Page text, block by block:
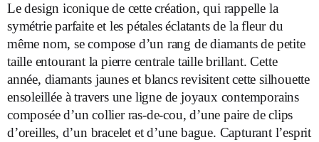
Le design iconique de cette création, qui rappelle la
symétrie parfaite et les pétales éclatants de la fleur du
même nom, se compose d’un rang de diamants de petite
taille entourant la pierre centrale taille brillant. Cette
année, diamants jaunes et blancs revisitent cette silhouette
ensoleillée à travers une ligne de joyaux contemporains
composée d’un collier ras-de-cou, d’une paire de clips
d’oreilles, d’un bracelet et d’une bague. Capturant l’esprit